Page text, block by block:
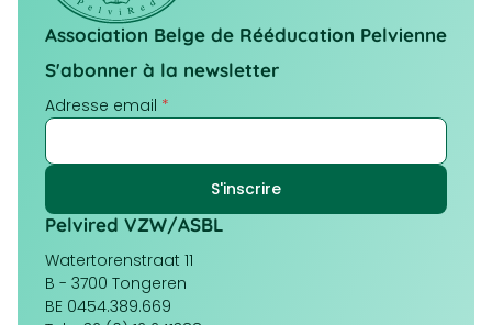
Association Belge de Rééducation Pelvienne
S'abonner à la newsletter
Adresse email *
Pelvired VZW/ASBL
Watertorenstraat 11
B - 3700 Tongeren
BE 0454.389.669